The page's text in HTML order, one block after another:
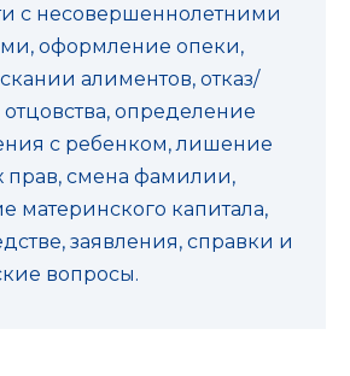
с несовершеннолетними
оформление опеки,
алиментов, отказ/
определение
с ребенком, лишение
прав, смена фамилии,
материнского капитала,
заявления, справки и
вопросы.